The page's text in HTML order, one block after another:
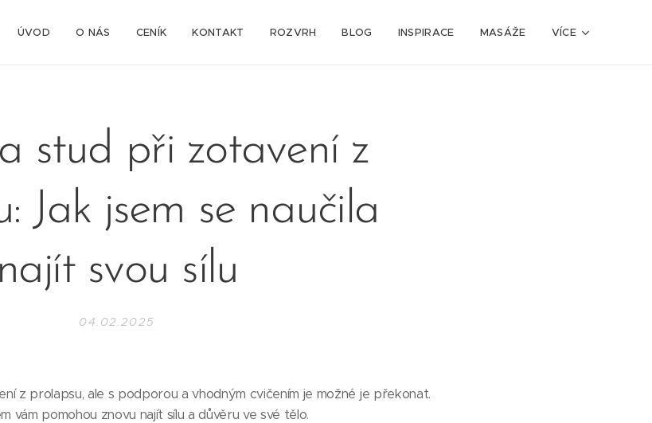
ÚVOD O NÁS CENÍK KONTAKT ROZVRH BLOG INSPIRACE MASÁŽE VÍCE
stud při zotavení z
Jak jsem se naučila
najít svou sílu
04.02.2025
z prolapsu, ale s podporou a vhodným cvičením je možné je překonat.
vám pomohou znovu najít sílu a důvěru ve své tělo.